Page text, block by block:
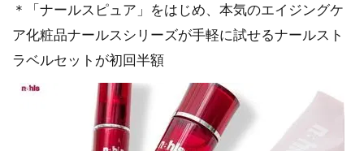
＊「ナールスピュア」をはじめ、本気のエイジングケ
ア化粧品ナールスシリーズが手軽に試せるナールスト
ラベルセットが初回半額